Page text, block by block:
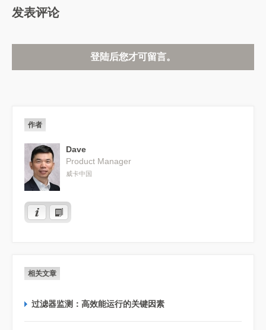
发表评论
登陆后您才可留言。
作者
Dave
Product Manager
威卡中国
相关文章
过滤器监测：高效能运行的关键因素